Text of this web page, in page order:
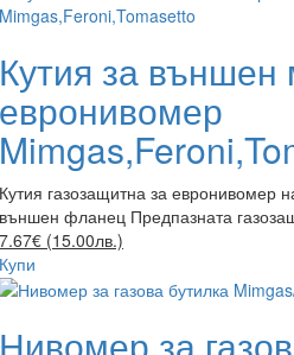
Кутия за
евронивомер
Кутия газозащитна за евронивомер
външен фланец Предпазната
7.67€ (15.00лв.)
Купи